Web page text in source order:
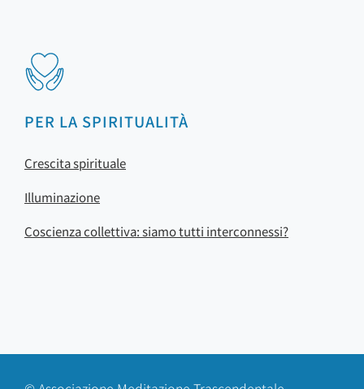
PER LA SPIRITUALITÀ
Crescita spirituale
Illuminazione
Coscienza collettiva: siamo tutti interconnessi?